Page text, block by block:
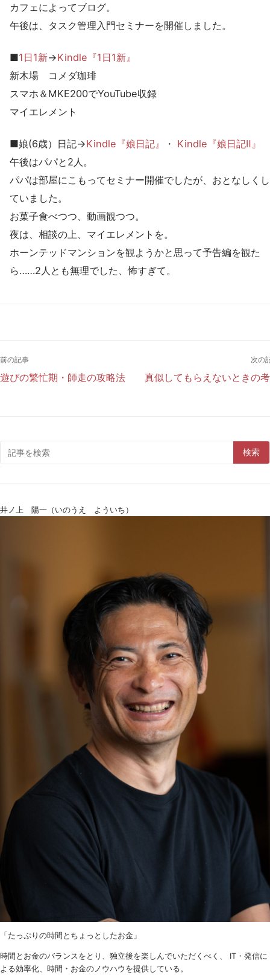
カフェによってブログ。
午後は、タスク管理入門セミナーを開催しました。
■1日1新→Kindle『1日1新』
新木場 コメダ珈琲
スマホ＆MKE200でYouTube収録
マイエレメント
■娘(6歳）日記→Kindle『娘日記』 ・ Kindle『娘日記Ⅱ』
午後はパパと2人。
パパは部屋にこもってセミナー開催でしたが、おとなしくし
ていました。
お菓子食べつつ、動画観つつ。
夜は、相談の上、マイエレメントを。
ホーンテッドマンションを観ようかと思って予告編を観た
ら……2人とも無理でした、怖すぎて。
前の記事
遊びの繁忙期・師走の攻略法
次の
真似してもらえないときの
検索
井ノ上 陽一（いのうえ よういち）
「たっぷりの時間とちょっとしたお金」
時間とお金のバランスをとり、独立後を楽しんでいただくべく、 IT・発信に
よる効率化、時間・お金のノウハウを提供している。